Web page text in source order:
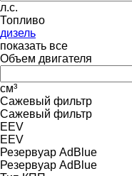
л.с.
Топливо
дизель
показать все
Объем двигателя
см³
Сажевый фильтр
Сажевый фильтр
EEV
EEV
Резервуар AdBlue
Резервуар AdBlue